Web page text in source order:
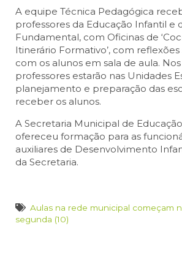
A equipe Técnica Pedagógica
professores da Educação Infantil e
Fundamental, com Oficinas de
Itinerário Formativo’, com
com os alunos em sala de aula. Nos
professores estarão nas Unidades
planejamento e preparação das
receber os alunos.
A Secretaria Municipal de
ofereceu formação para as
auxiliares de Desenvolvimento
da Secretaria.
Aulas na rede municipal começam
segunda (10)